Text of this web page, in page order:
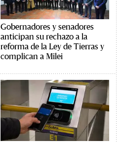
Gobernadores y senadores
anticipan su rechazo a la
reforma de la Ley de Tierras y
complican a Milei